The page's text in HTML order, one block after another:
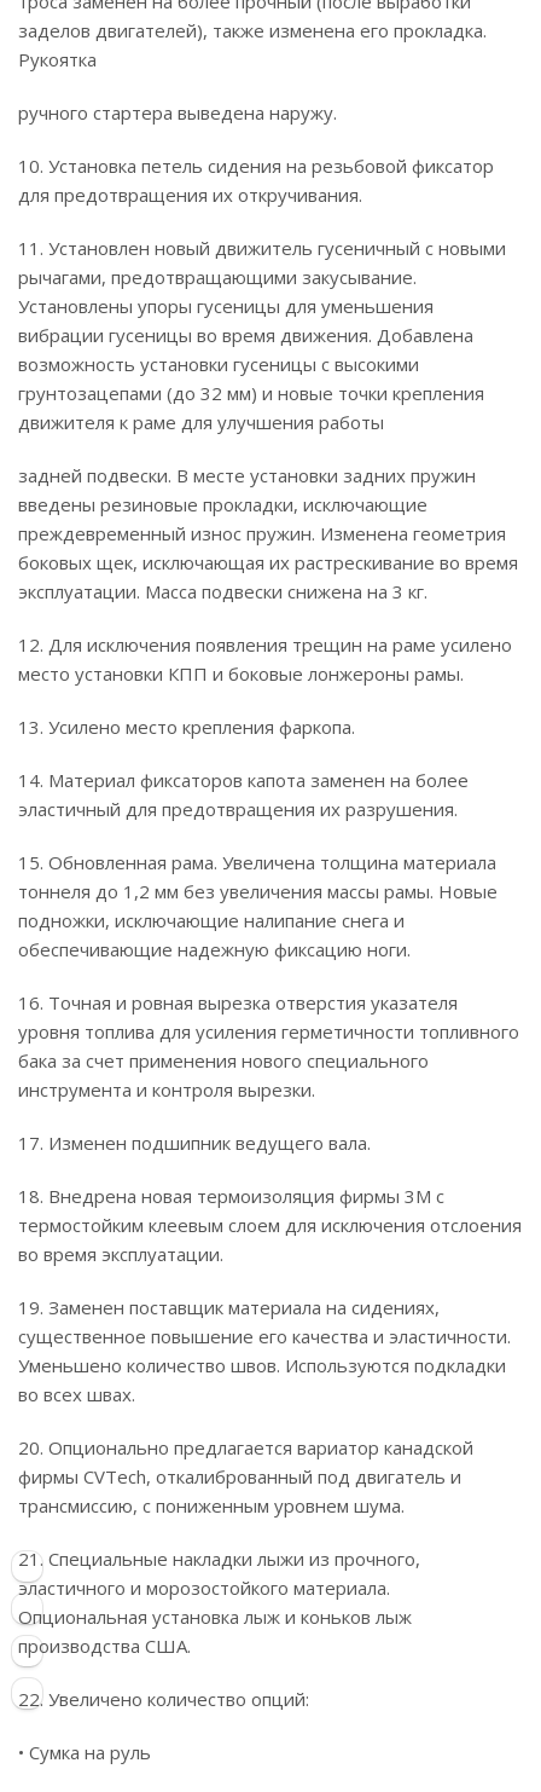
заделов двигателей), также изменена его прокладка.
Рукоятка
ручного стартера выведена наружу.
10. Установка петель сидения на резьбовой фиксатор
для предотвращения их откручивания.
11. Установлен новый движитель гусеничный с новыми
рычагами, предотвращающими закусывание.
Установлены упоры гусеницы для уменьшения
вибрации гусеницы во время движения. Добавлена
возможность установки гусеницы с высокими
грунтозацепами (до 32 мм) и новые точки крепления
движителя к раме для улучшения работы
задней подвески. В месте установки задних пружин
введены резиновые прокладки, исключающие
преждевременный износ пружин. Изменена геометрия
боковых щек, исключающая их растрескивание во время
эксплуатации. Масса подвески снижена на 3 кг.
12. Для исключения появления трещин на раме усилено
место установки КПП и боковые лонжероны рамы.
13. Усилено место крепления фаркопа.
14. Материал фиксаторов капота заменен на более
эластичный для предотвращения их разрушения.
15. Обновленная рама. Увеличена толщина материала
тоннеля до 1,2 мм без увеличения массы рамы. Новые
подножки, исключающие налипание снега и
обеспечивающие надежную фиксацию ноги.
16. Точная и ровная вырезка отверстия указателя
уровня топлива для усиления герметичности топливного
бака за счет применения нового специального
инструмента и контроля вырезки.
17. Изменен подшипник ведущего вала.
18. Внедрена новая термоизоляция фирмы 3М с
термостойким клеевым слоем для исключения отслоения
во время эксплуатации.
19. Заменен поставщик материала на сидениях,
существенное повышение его качества и эластичности.
Уменьшено количество швов. Используются подкладки
во всех швах.
20. Опционально предлагается вариатор канадской
фирмы CVTech, откалиброванный под двигатель и
трансмиссию, с пониженным уровнем шума.
21. Специальные накладки лыжи из прочного,
эластичного и морозостойкого материала.
Опциональная установка лыж и коньков лыж
производства США.
22. Увеличено количество опций:
• Сумка на руль